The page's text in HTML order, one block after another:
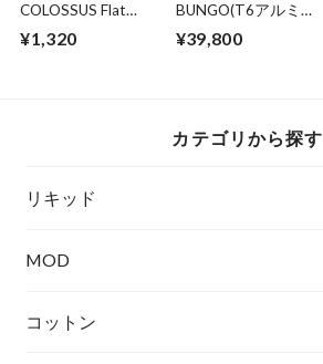
COLOSSUS Flat
Core Clapton Wire
N90 23G 電子タバ
¥1,320
BUNGO(T6アルミ
+ウルテム)
MRNMODZ
¥39,800
カテゴリから探す
リキッド
MOD
テクニカル
コットン